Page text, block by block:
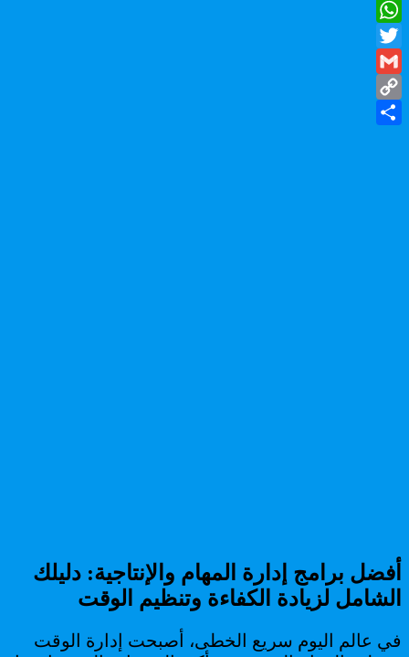
Facebook
WhatsApp
Twitter
Gmail
Copy
أفضل برامج إدارة المهام والإنتاجية: دليلك
الشامل لزيادة الكفاءة وتنظيم الوقت
في عالم اليوم سريع الخطى، أصبحت إدارة الوقت